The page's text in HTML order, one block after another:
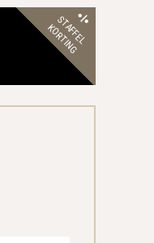
STAFFEL
KORTING